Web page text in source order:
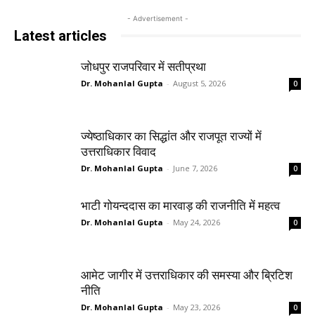
- Advertisement -
Latest articles
जोधपुर राजपरिवार में सतीप्रथा
Dr. Mohanlal Gupta - August 5, 2026 0
ज्येष्ठाधिकार का सिद्धांत और राजपूत राज्यों में
उत्तराधिकार विवाद
Dr. Mohanlal Gupta - June 7, 2026 0
भाटी गोयन्ददास का मारवाड़ की राजनीति में महत्व
Dr. Mohanlal Gupta - May 24, 2026 0
आमेट जागीर में उत्तराधिकार की समस्या और ब्रिटिश
नीति
Dr. Mohanlal Gupta - May 23, 2026 0